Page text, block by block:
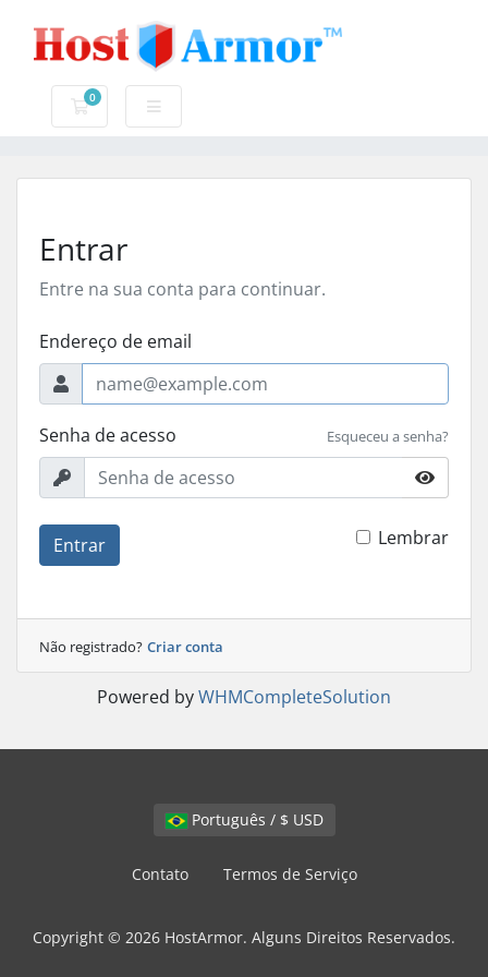
0
Carrinho de Compras
Entrar
Entre na sua conta para continuar.
Endereço de email
Senha de acesso Esqueceu a senha?
Entrar Lembrar
Não registrado? Criar conta
Powered byWHMCompleteSolution
Português / $ USD
Contato Termos de Serviço
Copyright © 2026 HostArmor. Alguns Direitos Reservados.